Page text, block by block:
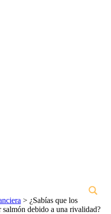
> ¿Sabías que los
debido a una rivalidad?